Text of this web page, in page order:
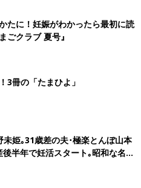
た」と思えるようになりまし
ン？ 産後に変わった夫・変わ
記事に掲載の画像はイメージで
たに！妊娠がわかったら最初に読
ごクラブ 夏号』
3冊の「たまひよ」
姫｡31歳差の夫･極楽とんぼ山本
半年で妊活スタート｡昭和な名前
づけでぶつかりそう!?